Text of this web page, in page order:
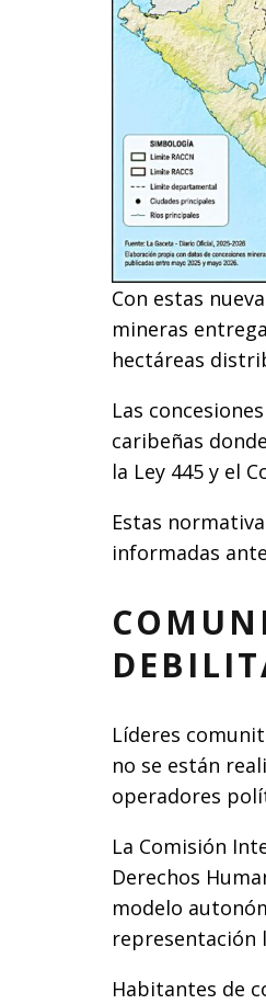
Con estas
mineras
hectáreas
Las
caribeñas
la Ley 445 y el
Estas
informadas
Líderes
no se están
operadores
La Comisión
Derechos
modelo
representación
Habitantes de